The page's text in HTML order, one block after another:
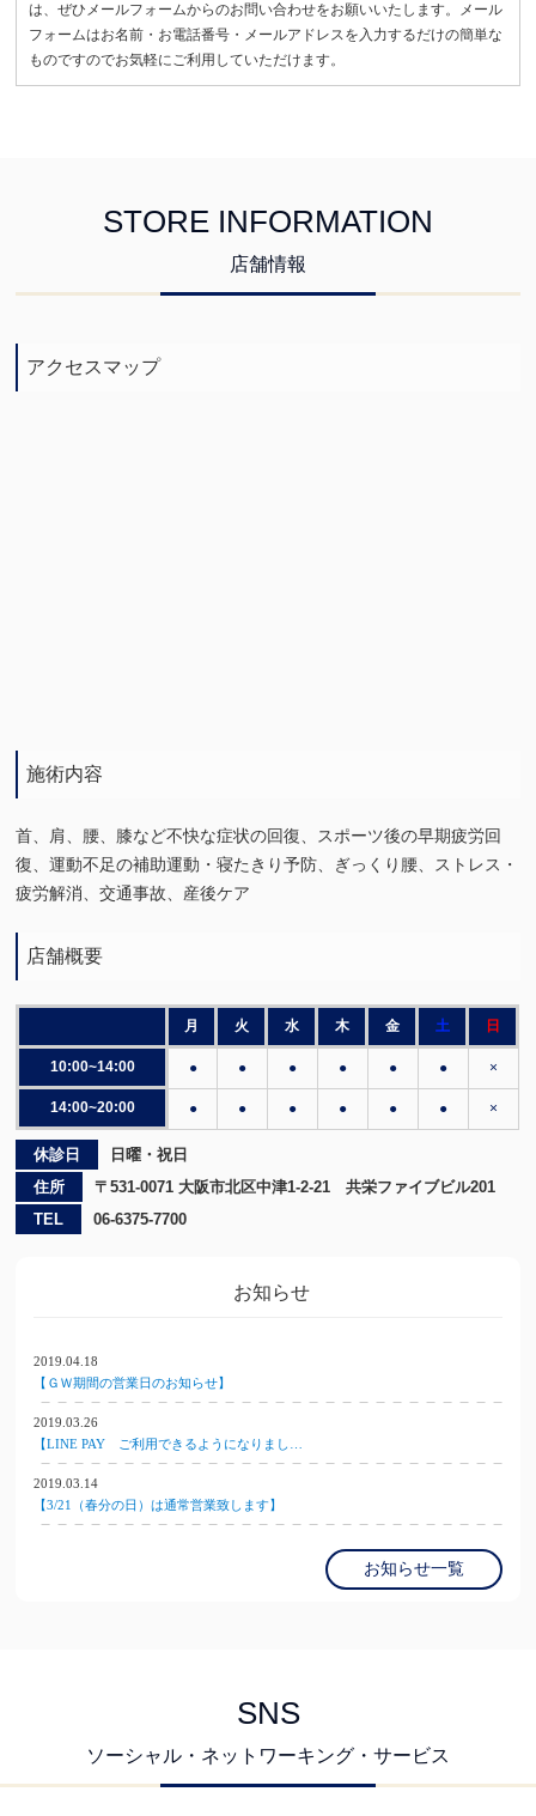
は、ぜひメールフォームからのお問い合わせをお願いいたします。メール
フォームはお名前・お電話番号・メールアドレスを入力するだけの簡単な
ものですのでお気軽にご利用していただけます。
STORE INFORMATION
店舗情報
アクセスマップ
施術内容
首、肩、腰、膝など不快な症状の回復、スポーツ後の早期疲労回
復、運動不足の補助運動・寝たきり予防、ぎっくり腰、ストレス・
疲労解消、交通事故、産後ケア
店舗概要
月 火 水 木 金 土 日
10:00~14:00 ● ● ● ● ● ● ×
14:00~20:00 ● ● ● ● ● ● ×
休診日
日曜・祝日
住所
〒531-0071 大阪市北区中津1-2-21 共栄ファイブビル201
TEL
06-6375-7700
お知らせ
2019.04.18
【ＧＷ期間の営業日のお知らせ】
2019.03.26
【LINE PAY ご利用できるようになりまし…
2019.03.14
【3/21（春分の日）は通常営業致します】
お知らせ一覧
SNS
ソーシャル・ネットワーキング・サービス